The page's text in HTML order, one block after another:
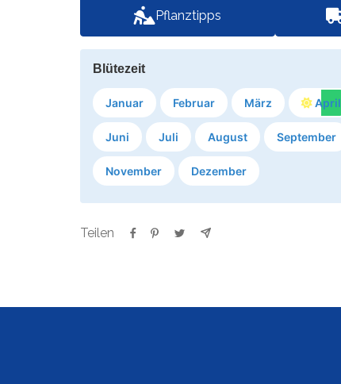
Pflanztipps
Blütezeit
Januar Februar März April
Juni Juli August September
November Dezember
Teilen